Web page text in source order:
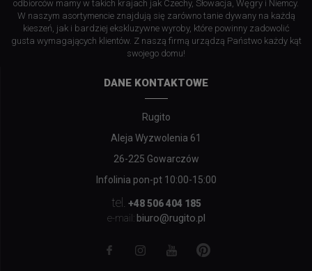
odbiorców mamy w takich krajach jak Czechy, Słowacja, Węgry i Niemcy.
W naszym asortymencie znajdują się zarówno tanie dywany na każdą
kieszeń, jak i bardziej ekskluzywne wyroby, które powinny zadowolić
gusta wymagających klientów. Z naszą firmą urządzą Państwo każdy kąt
swojego domu!
DANE KONTAKTOWE
Rugito
Aleja Wyzwolenia 61
26-225 Gowarczów
Infolinia pon-pt 10:00-15:00
tel.
+48 506 404 185
e-mail: biuro@rugito.pl